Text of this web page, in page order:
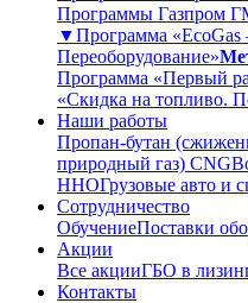
Программы Газпром
▼Программа «EcoGas
Переоборудование»
Программа «Первый
«Скидка на топливо.
Наши работы
Пропан-бутан
природный газ) CNG
ННОГрузовые авто и
Сотрудничество
ОбучениеПоставки
Акции
Все акцииГБО в
Контакты